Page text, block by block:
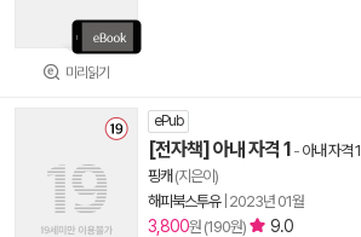
미리읽기
ePub
[전자책] 아내 자격 1 - 아내 자격 1
핑캐 (지은이)
해피북스투유| 2023년 01월
3,800원 (190원) 9.0